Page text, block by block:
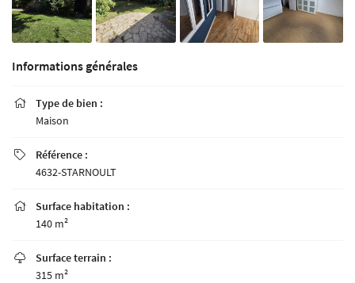
Informations générales

Type de bien :
Maison

Référence :
4632-STARNOULT

Surface habitation :
140 m²

Surface terrain :
315 m²